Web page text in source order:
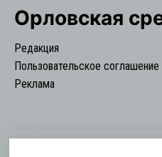
Орловская
Редакция
Пользовательское соглашение
Реклама